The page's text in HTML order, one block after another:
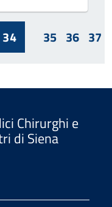
34 35 36 37
Chirurghi e
di Siena